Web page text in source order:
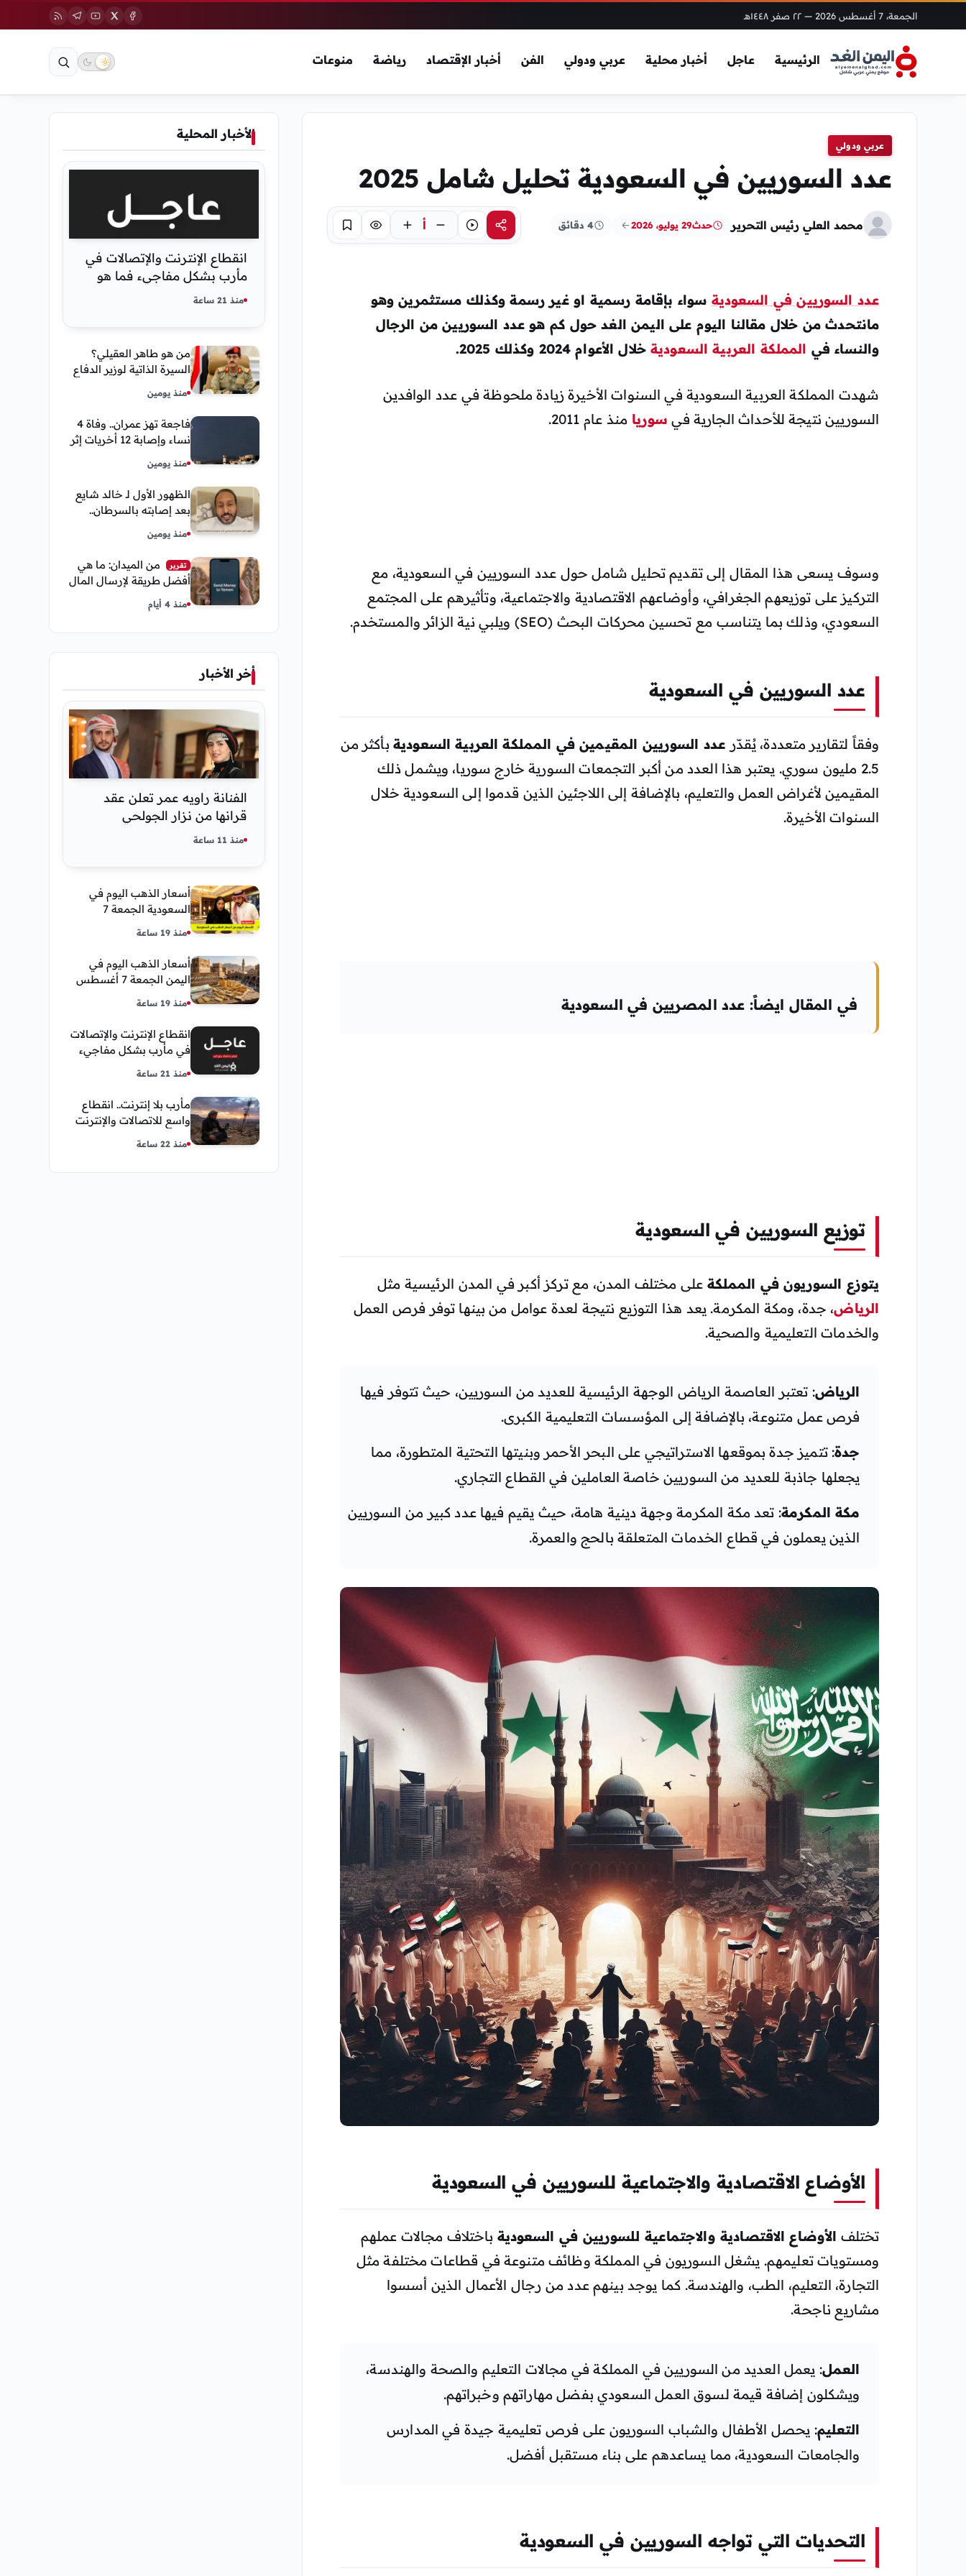
الجمعة، 7 أغسطس 2026 — ٢٢ صفر ١٤٤٨هـ
الرئيسية عاجل أخبار محلية عربي ودولي الفن أخبار الإقتصاد رياضة منوعات
عربي ودولي
عدد السوريين في السعودية تحليل شامل 2025
محمد العلي رئيس التحرير حدث29 يوليو، 2026 4 دقائق مشاركةاستماع أ تركيز حفظ
عدد السوريين في السعودية سواء بإقامة رسمية او غير رسمة وكذلك مستثمرين وهو
مانتحدث من خلال مقالنا اليوم على اليمن الغد حول كم هو عدد السوريين من الرجال
والنساء في المملكة العربية السعوديةخلال الأعوام 2024 وكذلك 2025.
شهدت المملكة العربية السعودية في السنوات الأخيرة زيادة ملحوظة في عدد الوافدين
السوريين نتيجة للأحداث الجارية في سوريا منذ عام 2011.
وسوف يسعى هذا المقال إلى تقديم تحليل شامل حول عدد السوريين في السعودية، مع
التركيز على توزيعهم الجغرافي، وأوضاعهم الاقتصادية والاجتماعية، وتأثيرهم على المجتمع
السعودي، وذلك بما يتناسب مع تحسين محركات البحث (SEO) ويلبي نية الزائر والمستخدم.
عدد السوريين في السعودية
وفقاً لتقارير متعددة، يُقدّر عدد السوريين المقيمين في المملكة العربية السعوديةبأكثر من
2.5 مليون سوري. يعتبر هذا العدد من أكبر التجمعات السورية خارج سوريا، ويشمل ذلك
المقيمين لأغراض العمل والتعليم، بالإضافة إلى اللاجئين الذين قدموا إلى السعودية خلال
السنوات الأخيرة.
في المقال ايضاً: عدد المصريين في السعودية
توزيع السوريين في السعودية
يتوزع السوريون في المملكة على مختلف المدن، مع تركز أكبر في المدن الرئيسية مثل
الرياض، جدة، ومكة المكرمة. يعد هذا التوزيع نتيجة لعدة عوامل من بينها توفر فرص العمل
والخدمات التعليمية والصحية.
الرياض: تعتبر العاصمة الرياض الوجهة الرئيسية للعديد من السوريين، حيث تتوفر فيها
فرص عمل متنوعة، بالإضافة إلى المؤسسات التعليمية الكبرى.
جدة: تتميز جدة بموقعها الاستراتيجي على البحر الأحمر وبنيتها التحتية المتطورة، مما
يجعلها جاذبة للعديد من السوريين خاصة العاملين في القطاع التجاري.
مكة المكرمة: تعد مكة المكرمة وجهة دينية هامة، حيث يقيم فيها عدد كبير من السوريين
الذين يعملون في قطاع الخدمات المتعلقة بالحج والعمرة.
الأوضاع الاقتصادية والاجتماعية للسوريين في السعودية
تختلف الأوضاع الاقتصادية والاجتماعية للسوريين في السعودية باختلاف مجالات عملهم
ومستويات تعليمهم. يشغل السوريون في المملكة وظائف متنوعة في قطاعات مختلفة مثل
التجارة، التعليم، الطب، والهندسة. كما يوجد بينهم عدد من رجال الأعمال الذين أسسوا
مشاريع ناجحة.
العمل: يعمل العديد من السوريين في المملكة في مجالات التعليم والصحة والهندسة،
ويشكلون إضافة قيمة لسوق العمل السعودي بفضل مهاراتهم وخبراتهم.
التعليم: يحصل الأطفال والشباب السوريون على فرص تعليمية جيدة في المدارس
والجامعات السعودية، مما يساعدهم على بناء مستقبل أفضل.
التحديات التي تواجه السوريين في السعودية
الأخبار المحلية
انقطاع الإنترنت والإتصالات في
مأرب بشكل مفاجيء فما هو
سبب ذلك
منذ 21 ساعة
من هو طاهر العقيلي؟
السيرة الذاتية لوزير الدفاع
مناصبه
منذ يومين
فاجعة تهز عمران.. وفاة 4
نساء وإصابة 12 أخريات إثر
اجتماعية
منذ يومين
الظهور الأول لـ خالد شايع
بعد إصابته بالسرطان..
رحلة العلاج
منذ يومين
تقرير
من الميدان: ما هي
أفضل طريقة لإرسال المال
إلى اليمن من السعودية
وأمريكا
منذ 4 أيام
أخر الأخبار
الفنانة راويه عمر تعلن عقد
قرانها من نزار الجولحي
منذ 11 ساعة
أسعار الذهب اليوم في
السعودية الجمعة 7
مباشر
منذ 19 ساعة
أسعار الذهب اليوم في
اليمن الجمعة 7 أغسطس
وعدن
منذ 19 ساعة
انقطاع الإنترنت والإتصالات
في مأرب بشكل مفاجيء
منذ 21 ساعة
مأرب بلا إنترنت.. انقطاع
واسع للاتصالات والإنترنت
المحافظة
منذ 22 ساعة